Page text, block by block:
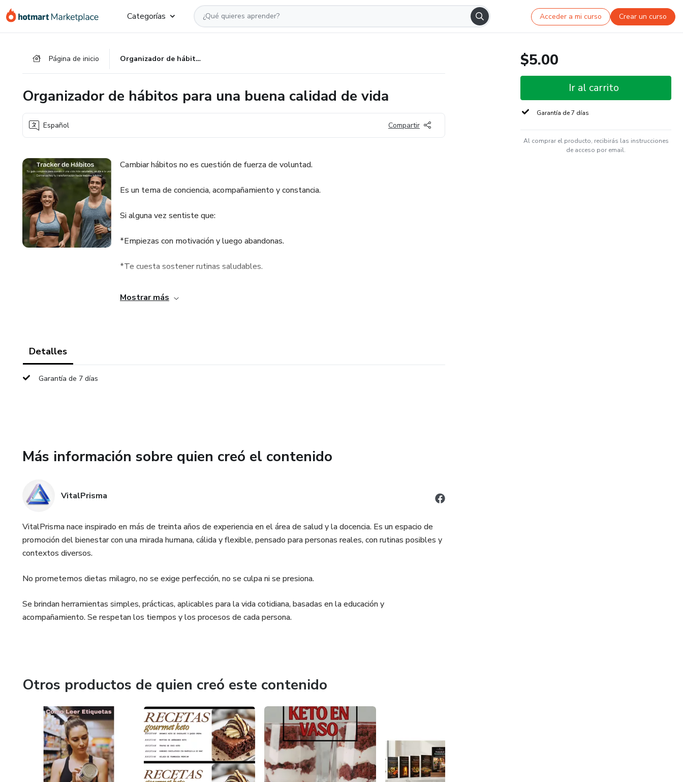
Categorías Acceder a mi curso Crear un curso
Página de inicio Organizador de hábitos para una buena calidad de vida
Organizador de hábitos para una buena calidad de vida
Español Compartir
Cambiar hábitos no es cuestión de fuerza de voluntad.
Es un tema de conciencia, acompañamiento y constancia.
Si alguna vez sentiste que:
*Empiezas con motivación y luego abandonas.
*Te cuesta sostener rutinas saludables.
*Sabes qué hacer, pero no logras mantenerlo en el tiempo.
*Visualizar qué te ayuda a cumplir tus metas.
*Sostener los cambios con constancia.
*Volver a empezar las veces que sea necesario.
¿Por qué funciona?
Porque lo que se registra, se vuelve visible, y lo visible se visualiza mejor, y es más fácil
Este tracker es ideal para tí si quieres mejorar tu alimentación, descanso, hidratación y
abandonar. Buscas una herramienta realista.
Empieza hoy, un hábito a la vez, un día a la vez.
Buscas una herramienta amable y práctica.
Mostrar más
Detalles
Garantía de 7 días
Más información sobre quien creó el contenido
VitalPrisma
VitalPrisma nace inspirado en más de treinta años de experiencia en el área de salud y la docencia. Es un espacio de
promoción del bienestar con una mirada humana, cálida y flexible, pensado para personas reales, con rutinas posibles y
contextos diversos.
No prometemos dietas milagro, no se exige perfección, no se culpa ni se presiona.
Se brindan herramientas simples, prácticas, aplicables para la vida cotidiana, basadas en la educación y
acompañamiento. Se respetan los tiempos y los procesos de cada persona.
Otros productos de quien creó este contenido
$5.00
Ir al carrito
Garantía de 7 días
Al comprar el producto, recibirás las instrucciones
de acceso por email.